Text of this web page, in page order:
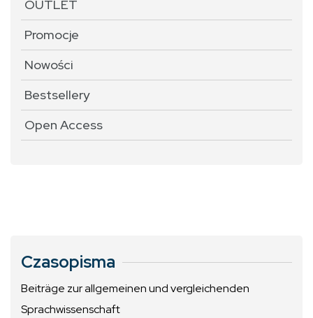
OUTLET
Promocje
Nowości
Bestsellery
Open Access
Czasopisma
Beiträge zur allgemeinen und vergleichenden
Sprachwissenschaft